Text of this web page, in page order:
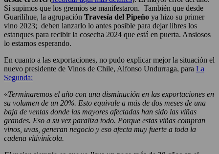
Sí supimos que los gremios se manifestaron. También que desde
Guarilihue, la agrupación Travesía del Pipeño ya hizo su primer
vino 2023; deben lanzarlo lo antes posible para dejar libres los
estanques para recibir la cosecha 2024 que está en puerta. Ansiosos
lo estamos esperando.
En cuanto a las exportaciones, no pudo explicar mejor la situación el
nuevo presidente de Vinos de Chile, Alfonso Undurraga, para La
Segunda:
«Terminaremos el año con una disminución en las exportaciones en
su volumen de un 20%. Esto equivale a más de dos meses de una
baja de ventas donde las mayores afectadas han sido las viñas
grandes. Eso a su vez paraliza todo. Porque estas viñas compran
vinos, uvas, generan negocio y eso afecta muy fuerte a toda la
cadena vitivinícola.